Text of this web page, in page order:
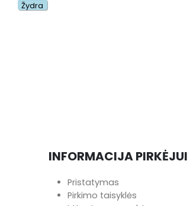
Žydra
INFORMACIJA PIRKĖJUI
Pristatymas
Pirkimo taisyklės